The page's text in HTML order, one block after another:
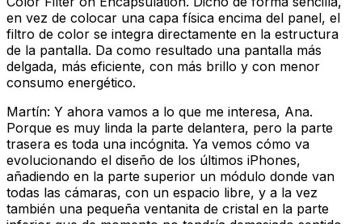
en vez de colocar una capa física encima del panel, el
filtro de color se integra directamente en la estructura
de la pantalla. Da como resultado una pantalla más
delgada, más eficiente, con más brillo y con menor
consumo energético.
Martín: Y ahora vamos a lo que me interesa, Ana.
Porque es muy linda la parte delantera, pero la parte
trasera es toda una incógnita. Ya vemos cómo va
evolucionando el diseño de los últimos iPhones,
añadiendo en la parte superior un módulo donde van
todas las cámaras, con un espacio libre, y a la vez
también una pequeña ventanita de cristal en la parte